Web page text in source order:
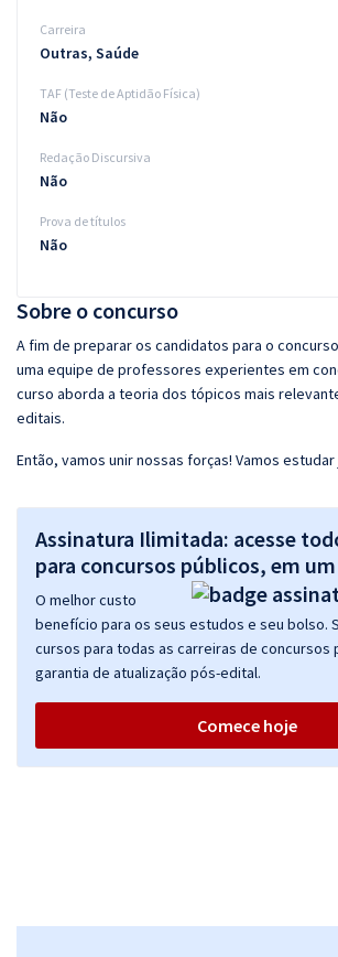
Sobre o concurso
A fim de preparar os candidatos para o
uma equipe de professores experientes em
curso aborda a teoria dos tópicos mais
editais.
Então, vamos unir nossas forças! Vamos estudar
Assinatura Ilimitada: acesse
para concursos públicos, em
O melhor custo
benefício para os seus estudos e seu bolso.
cursos para todas as carreiras de concursos
garantia de atualização pós-edital.
Comece hoje
Carreira
Outras, Saúde
TAF (Teste de Aptidão Física)
Não
Redação Discursiva
Não
Prova de títulos
Não